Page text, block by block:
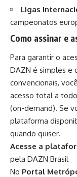
Ligas
campeonatos
Como assinar e
Para garantir o
DAZN é simples e
convencionais,
acesso total a
(on-demand). Se
plataforma
quando quiser.
Acesse a
pela DAZN Brasil
No Portal